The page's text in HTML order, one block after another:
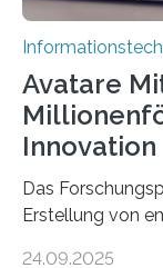
Avatare
Innovation
Das
Erstellung von
24.09.2025